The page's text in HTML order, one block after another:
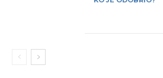
IGMANA